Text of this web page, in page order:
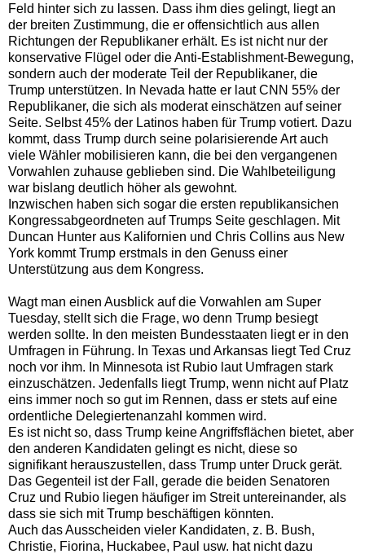
Feld hinter sich zu lassen. Dass ihm dies gelingt, liegt an
der breiten Zustimmung, die er offensichtlich aus allen
Richtungen der Republikaner erhält. Es ist nicht nur der
konservative Flügel oder die Anti-Establishment-Bewegung,
sondern auch der moderate Teil der Republikaner, die
Trump unterstützen. In Nevada hatte er laut CNN 55% der
Republikaner, die sich als moderat einschätzen auf seiner
Seite. Selbst 45% der Latinos haben für Trump votiert. Dazu
kommt, dass Trump durch seine polarisierende Art auch
viele Wähler mobilisieren kann, die bei den vergangenen
Vorwahlen zuhause geblieben sind. Die Wahlbeteiligung
war bislang deutlich höher als gewohnt.
Inzwischen haben sich sogar die ersten republikansichen
Kongressabgeordneten auf Trumps Seite geschlagen. Mit
Duncan Hunter aus Kalifornien und Chris Collins aus New
York kommt Trump erstmals in den Genuss einer
Unterstützung aus dem Kongress.
Wagt man einen Ausblick auf die Vorwahlen am Super
Tuesday, stellt sich die Frage, wo denn Trump besiegt
werden sollte. In den meisten Bundesstaaten liegt er in den
Umfragen in Führung. In Texas und Arkansas liegt Ted Cruz
noch vor ihm. In Minnesota ist Rubio laut Umfragen stark
einzuschätzen. Jedenfalls liegt Trump, wenn nicht auf Platz
eins immer noch so gut im Rennen, dass er stets auf eine
ordentliche Delegiertenanzahl kommen wird.
Es ist nicht so, dass Trump keine Angriffsflächen bietet, aber
den anderen Kandidaten gelingt es nicht, diese so
signifikant herauszustellen, dass Trump unter Druck gerät.
Das Gegenteil ist der Fall, gerade die beiden Senatoren
Cruz und Rubio liegen häufiger im Streit untereinander, als
dass sie sich mit Trump beschäftigen könnten.
Auch das Ausscheiden vieler Kandidaten, z. B. Bush,
Christie, Fiorina, Huckabee, Paul usw. hat nicht dazu